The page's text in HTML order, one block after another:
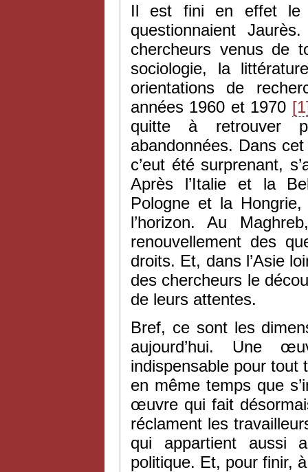
Il est fini en effet le
questionnaient
chercheurs venus de
sociologie, la
orientations de
années 1960 et 1970
quitte à retrouver
abandonnées. Dans
c’eut été surprenant,
Après l’Italie et la
Pologne et la
l’horizon. Au
renouvellement des
droits. Et, dans l’Asie
des chercheurs le
de leurs attentes.
Bref, ce sont les
aujourd’hui. Une
indispensable pour tout
en même temps que
œuvre qui fait
réclament les
qui appartient aussi
politique. Et, pour finir,